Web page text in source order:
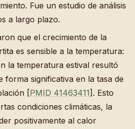
Fue un estudio de análisis
a largo plazo.
que el crecimiento de la
es sensible a la temperatura:
la temperatura estival resultó
forma significativa en la tasa de
[PMID 41463411]. Esto
condiciones climáticas, la
positivamente al calor